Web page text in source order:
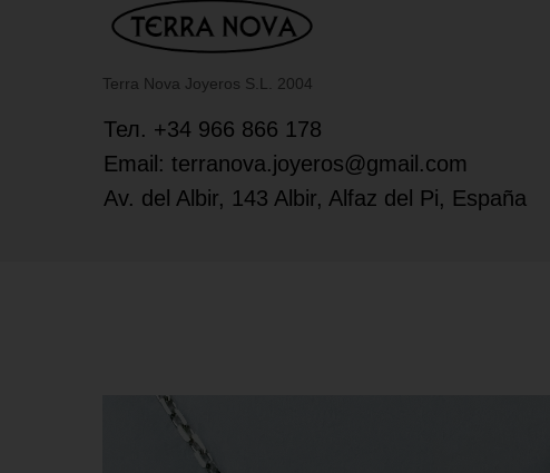
Terra Nova Joyeros S.L. 2004
Тел. +34 966 866 178
Email: terranova.joyeros@gmail.com
Av. del Albir, 143 Albir, Alfaz del Pi, España